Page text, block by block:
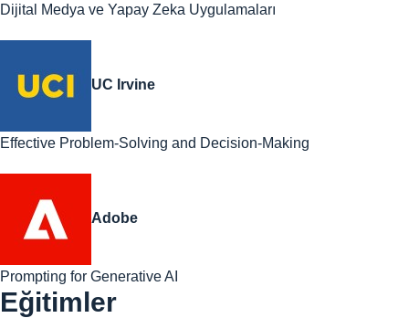
Dijital Medya ve Yapay Zeka Uygulamaları
UC Irvine
Effective Problem-Solving and Decision-Making
Adobe
Prompting for Generative AI
Eğitimler